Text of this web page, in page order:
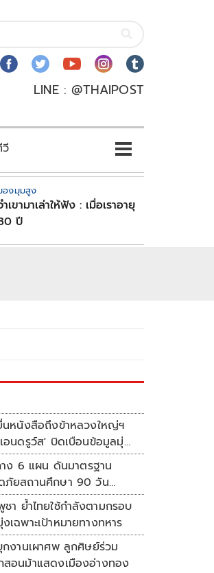
LINE : @THAIPOST
องมุมสูง
ำเขามาเล่าให้ฟัง : เมื่อเราอายุ
ปี
หนังสือถึงข้าหลวงใหญ่ฯ
นดรูว์ส' บิดเบือนข้อมูลมุ่ง
ระโยชน์ทางการเมือง
ง 6 แผน ดันมาตรฐาน
ภัยสถานศึกษา 90 วัน
หตุรุนแรง
า ย้ำไทยใช้กำลังตามกรอบ
เฉพาะเป้าหมายทางทหาร
งานเผาศพ ลูกศิษย์ร่วม
สอนม้าแสดงเมืองอ่างทอง